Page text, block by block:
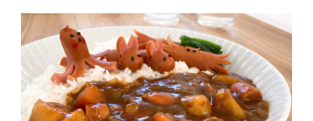
View
Larger
Image